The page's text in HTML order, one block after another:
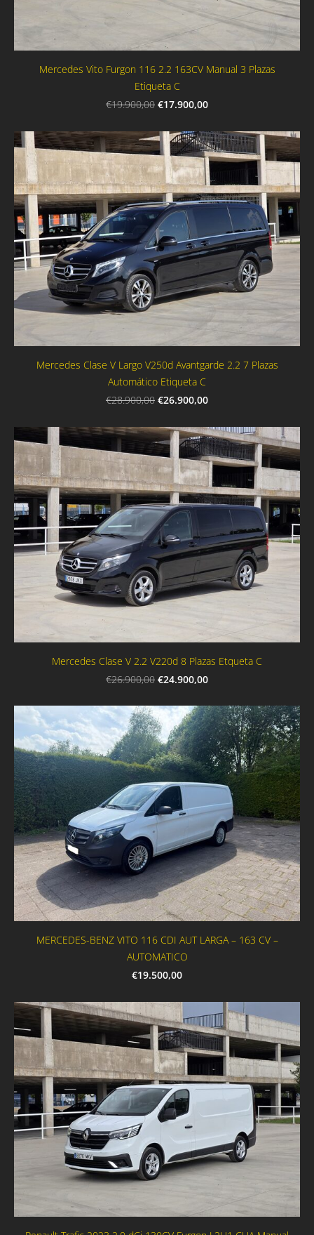
Mercedes Vito Furgon 116 2.2 163CV Manual 3 Plazas
Etiqueta C
€19.900,00 €17.900,00
Mercedes Clase V Largo V250d Avantgarde 2.2 7 Plazas
Automático Etiqueta C
€28.900,00 €26.900,00
Mercedes Clase V 2.2 V220d 8 Plazas Etqueta C
€26.900,00 €24.900,00
MERCEDES-BENZ VITO 116 CDI AUT LARGA – 163 CV –
AUTOMATICO
€19.500,00